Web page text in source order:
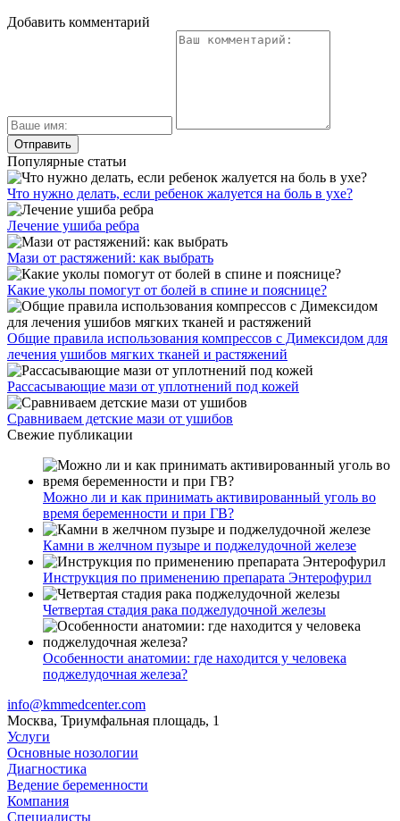
Добавить комментарий
Популярные статьи
Что нужно делать, если ребенок жалуется на боль в ухе?
Лечение ушиба ребра
Мази от растяжений: как выбрать
Какие уколы помогут от болей в спине и пояснице?
Общие правила использования компрессов с Димексидом для
лечения ушибов мягких тканей и растяжений
Рассасывающие мази от уплотнений под кожей
Сравниваем детские мази от ушибов
Свежие публикации
Можно ли и как принимать активированный уголь во
время беременности и при ГВ?
Камни в желчном пузыре и поджелудочной железе
Инструкция по применению препарата Энтерофурил
Четвертая стадия рака поджелудочной железы
Особенности анатомии: где находится у человека
поджелудочная железа?
info@kmmedcenter.com
Москва, Триумфальная площадь, 1
Услуги
Основные нозологии
Диагностика
Ведение беременности
Компания
Специалисты